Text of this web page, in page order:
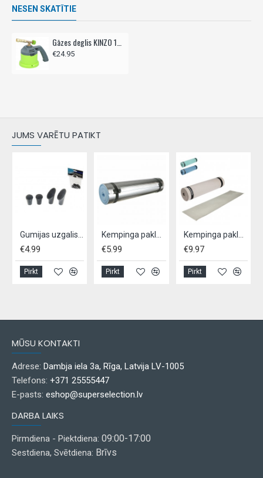
NESEN SKATĪTIE
€24.95
JUMS VARĒTU PATIKT
Gumijas uzgalis nūjošanas nūjai ATOM 2 gab.
€4.99
Pirkt
€5.99
Pirkt
€9.97
Pirkt
MŪSU KONTAKTI
Adrese: Dambja iela 3a, Rīga, Latvija LV-1005
Telefons: +371 25555447
E-pasts: eshop@superselection.lv
DARBA LAIKS
Pirmdiena - Piektdiena: 09:00-17:00
Sestdiena, Svētdiena: Brīvs